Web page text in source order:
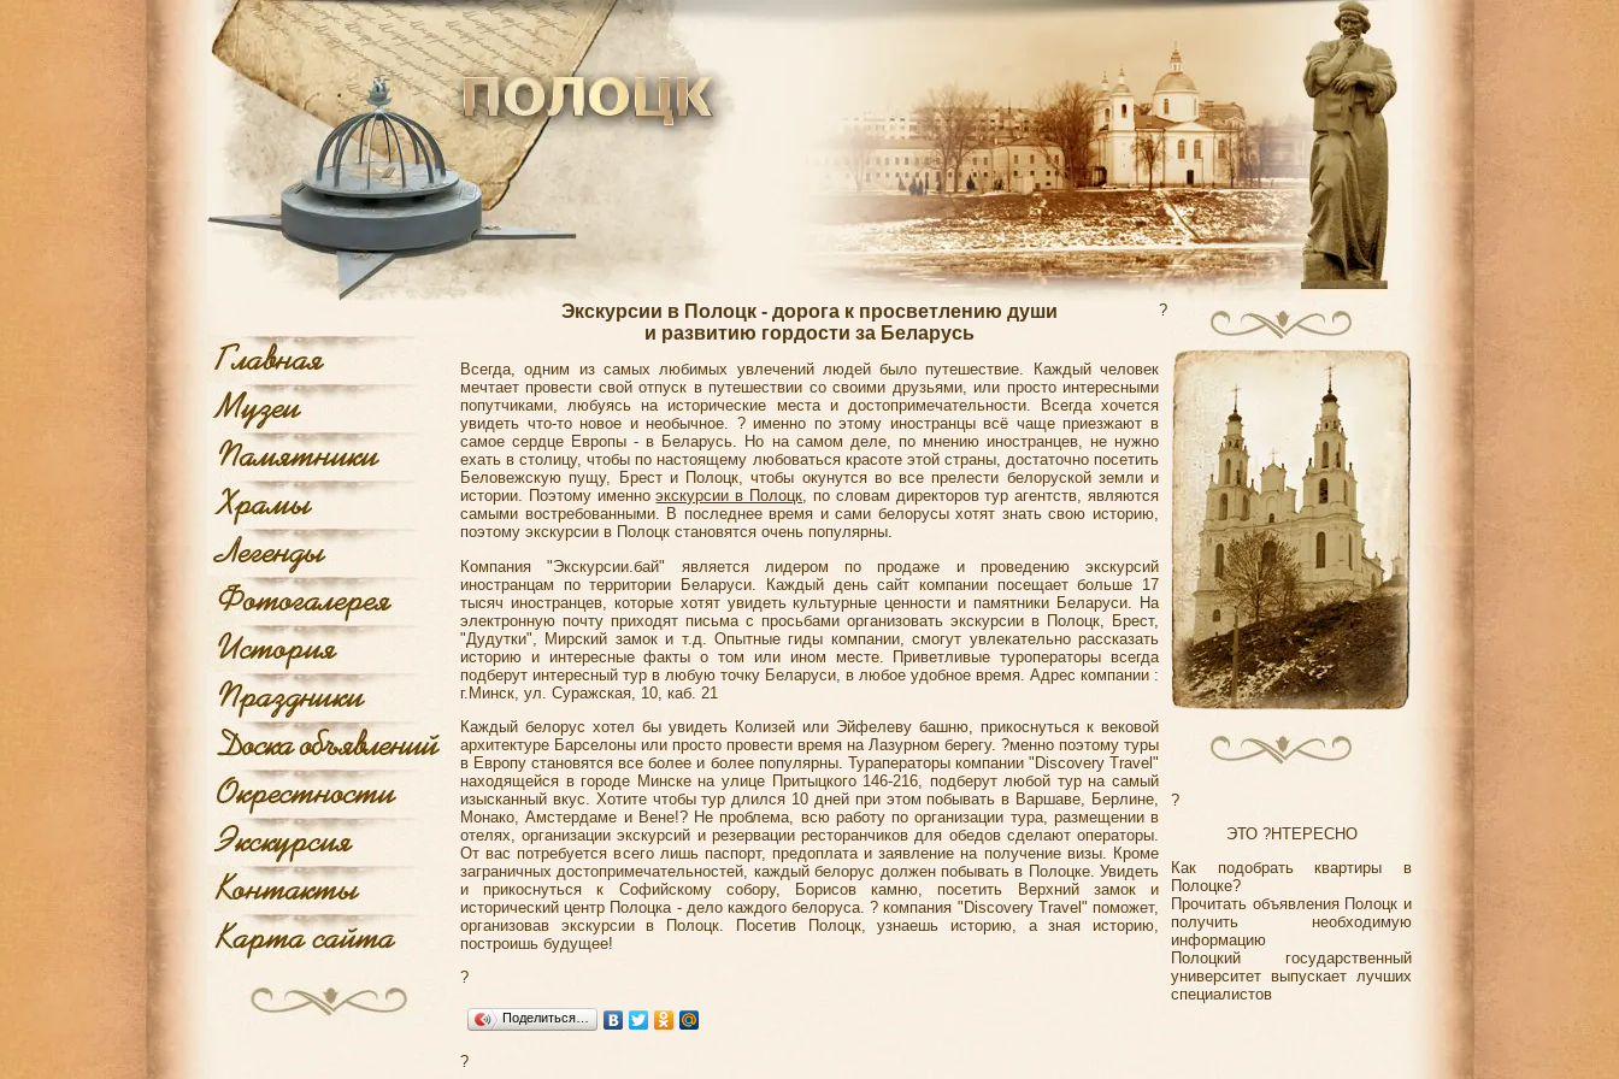
Экскурсии в Полоцк - дорога к просветлению души
и развитию гордости за Беларусь
Всегда, одним из самых любимых увлечений людей было путешествие. Каждый человек
мечтает провести свой отпуск в путешествии со своими друзьями, или просто интересными
попутчиками, любуясь на исторические места и достопримечательности. Всегда хочется
увидеть что-то новое и необычное. ? именно по этому иностранцы всё чаще приезжают в
самое сердце Европы - в Беларусь. Но на самом деле, по мнению иностранцев, не нужно
ехать в столицу, чтобы по настоящему любоваться красоте этой страны, достаточно посетить
Беловежскую пущу, Брест и Полоцк, чтобы окунутся во все прелести белоруской земли и
истории. Поэтому именноэкскурсии в Полоцк, по словам директоров тур агентств, являются
самыми востребованными. В последнее время и сами белорусы хотят знать свою историю,
поэтому экскурсии в Полоцк становятся очень популярны.
Компания "Экскурсии.бай" является лидером по продаже и проведению экскурсий
иностранцам по территории Беларуси. Каждый день сайт компании посещает больше 17
тысяч иностранцев, которые хотят увидеть культурные ценности и памятники Беларуси. На
электронную почту приходят письма с просьбами организовать экскурсии в Полоцк, Брест,
"Дудутки", Мирский замок и т.д. Опытные гиды компании, смогут увлекательно рассказать
историю и интересные факты о том или ином месте. Приветливые туроператоры всегда
подберут интересный тур в любую точку Беларуси, в любое удобное время. Адрес компании :
г.Минск, ул. Суражская, 10, каб. 21
Каждый белорус хотел бы увидеть Колизей или Эйфелеву башню, прикоснуться к вековой
архитектуре Барселоны или просто провести время на Лазурном берегу. ?менно поэтому туры
в Европу становятся все более и более популярны. Тураператоры компании "Discovery Travel"
находящейся в городе Минске на улице Притыцкого 146-216, подберут любой тур на самый
изысканный вкус. Хотите чтобы тур длился 10 дней при этом побывать в Варшаве, Берлине,
Монако, Амстердаме и Вене!? Не проблема, всю работу по организации тура, размещении в
отелях, организации экскурсий и резервации ресторанчиков для обедов сделают операторы.
От вас потребуется всего лишь паспорт, предоплата и заявление на получение визы. Кроме
заграничных достопримечательностей, каждый белорус должен побывать в Полоцке. Увидеть
и прикоснуться к Софийскому собору, Борисов камню, посетить Верхний замок и
исторический центр Полоцка - дело каждого белоруса. ? компания "Discovery Travel" поможет,
организовав экскурсии в Полоцк. Посетив Полоцк, узнаешь историю, а зная историю,
построишь будущее!
?
Поделиться…
?
?
?
ЭТО ?НТЕРЕСНО
Как подобрать квартиры в
Полоцке?
Прочитать объявления Полоцк и
получить необходимую
информацию
Полоцкий государственный
университет выпускает лучших
специалистов